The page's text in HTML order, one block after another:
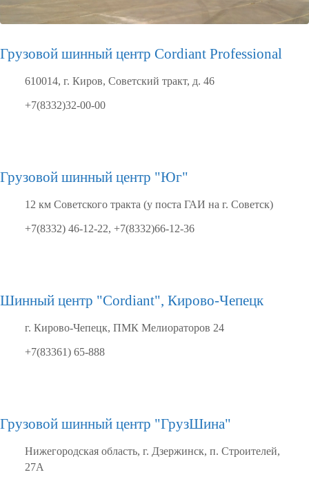
Грузовой шинный центр Cordiant Professional
610014, г. Киров, Советский тракт, д. 46
+7(8332)32-00-00
Грузовой шинный центр "Юг"
12 км Советского тракта (у поста ГАИ на г. Советск)
+7(8332) 46-12-22, +7(8332)66-12-36
Шинный центр "Cordiant", Кирово-Чепецк
г. Кирово-Чепецк, ПМК Мелиораторов 24
+7(83361) 65-888
Грузовой шинный центр "ГрузШина"
Нижегородская область, г. Дзержинск, п. Строителей,
27А